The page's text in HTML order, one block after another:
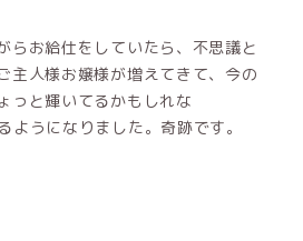
らお給仕をしていたら、不思議と
主人様お嬢様が増えてきて、今の
っと輝いてるかもしれな
うになりました。奇跡です。